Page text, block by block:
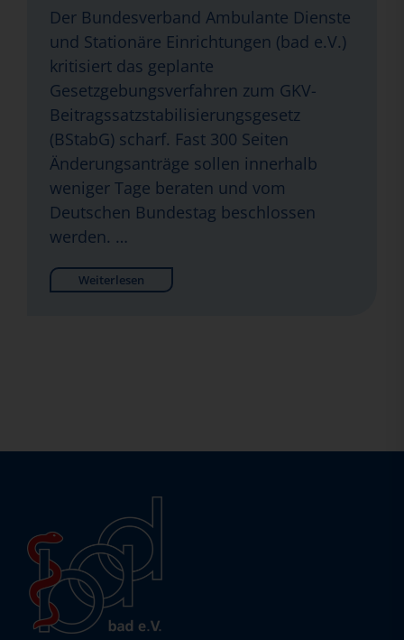
Der Bundesverband Ambulante Dienste
und Stationäre Einrichtungen (bad e.V.)
kritisiert das geplante
Gesetzgebungsverfahren zum GKV-
Beitragssatzstabilisierungsgesetz
(BStabG) scharf. Fast 300 Seiten
Änderungsanträge sollen innerhalb
weniger Tage beraten und vom
Deutschen Bundestag beschlossen
werden. …
Weiterlesen